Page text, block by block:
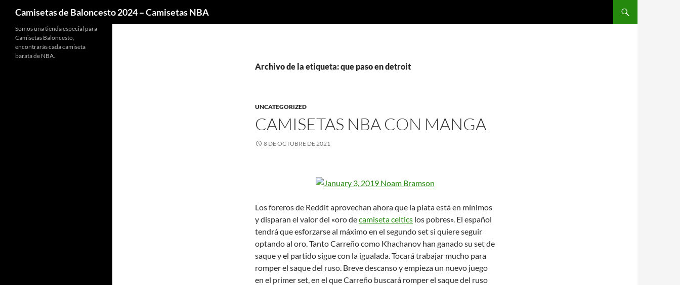
Camisetas de Baloncesto 2024 – Camisetas NBA
Archivo de la etiqueta: que paso en detroit
UNCATEGORIZED
CAMISETAS NBA CON MANGA
8 DE OCTUBRE DE 2021
Los foreros de Reddit aprovechan ahora que la plata está en mínimos
y disparan el valor del «oro decamiseta celtics los pobres». El español
tendrá que esforzarse al máximo en el segundo set si quiere seguir
optando al oro. Tanto Carreño como Khachanov han ganado su set de
saque y el partido sigue con la igualada. Tocará trabajar mucho para
romper el saque del ruso. Breve descanso y empieza un nuevo juego
en el primer set, en el que Carreño buscará romper el saque del ruso
Somos una tienda especial para
Camisetas Baloncesto,
encontrarás cada camiseta
barata de NBA.